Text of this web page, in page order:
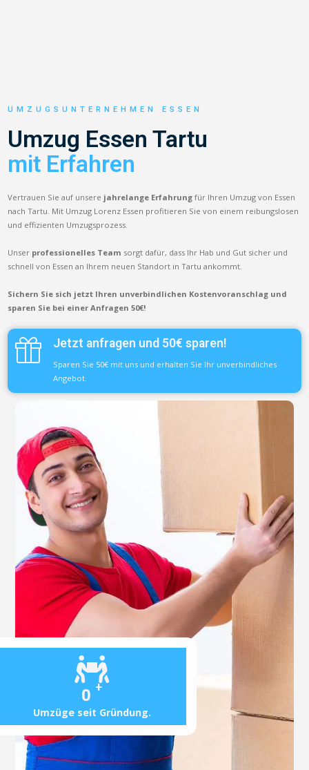
0 +
Umzüge seit Gründung.
UMZUGSUNTERNEHMEN ESSEN
Umzug Essen Tartu
mit Erfahren
Vertrauen Sie auf unsere jahrelange Erfahrung für Ihren Umzug von Essen
nach Tartu. Mit Umzug Lorenz Essen profitieren Sie von einem reibungslosen
und effizienten Umzugsprozess.
Unser professionelles Team sorgt dafür, dass Ihr Hab und Gut sicher und
schnell von Essen an Ihrem neuen Standort in Tartu ankommt.
Sichern Sie sich jetzt Ihren unverbindlichen Kostenvoranschlag und
sparen Sie bei einer Anfragen 50€!
Jetzt anfragen und 50€ sparen!
Sparen Sie 50€ mit uns und erhalten Sie Ihr unverbindliches
Angebot.